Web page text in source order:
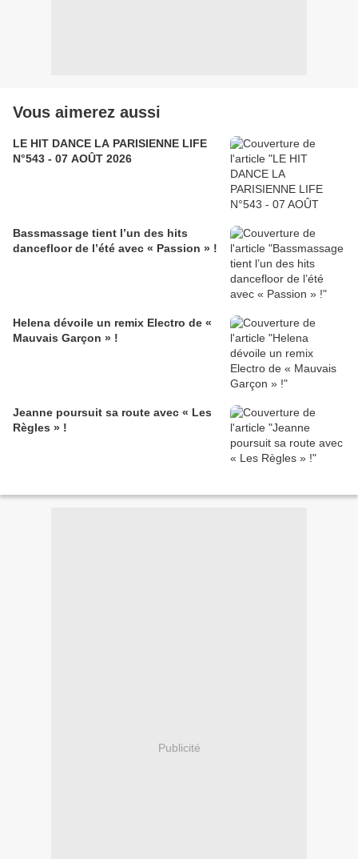
Vous aimerez aussi
LE HIT DANCE LA PARISIENNE LIFE
N°543 - 07 AOÛT 2026
Bassmassage tient l’un des hits
dancefloor de l’été avec « Passion » !
Helena dévoile un remix Electro de «
Mauvais Garçon » !
Jeanne poursuit sa route avec « Les
Règles » !
Publicité